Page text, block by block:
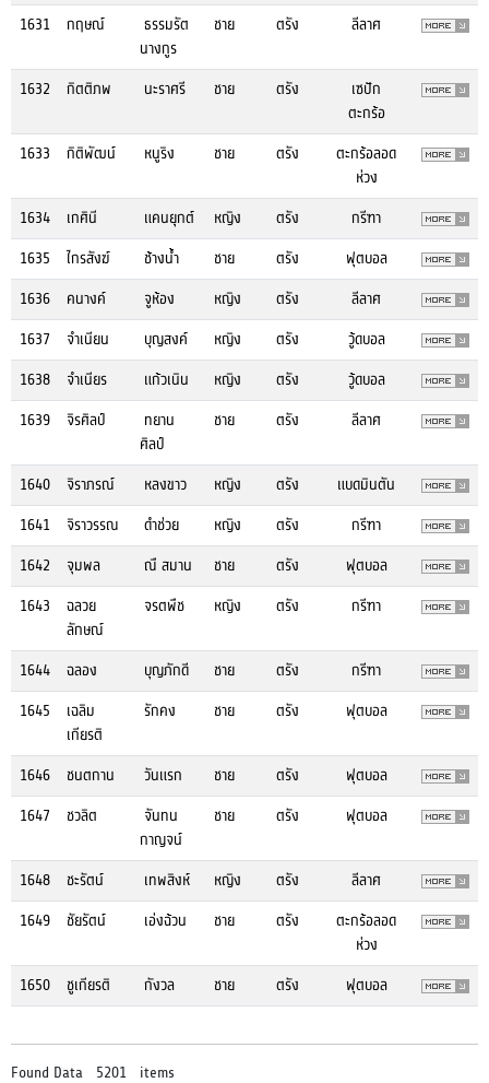
1631 กฤษณ์
ธรรมรัต
นางกูร
ชาย ตรัง ลีลาศ
1632 กิตติภพ นะราศรี ชาย ตรัง
เซปัก
ตะกร้อ
1633
กิติพัฒน์ หนูริง ชาย ตรัง
ตะกร้อลอด
ห่วง
1634
เกศินี แคนยุกต์ หญิง ตรัง
กรีฑา
1635
ไกรสังฆ์ ช้างน้ำ ชาย ตรัง
ฟุตบอล
1636
คนางค์ จูห้อง หญิง ตรัง
ลีลาศ
1637
จำเนียน บุญสงค์ หญิง ตรัง
วู้ดบอล
1638
จำเนียร แก้วเนิน หญิง ตรัง
วู้ดบอล
1639
จิรศิลป์
ทยาน
ศิลป์
ชาย ตรัง ลีลาศ
1640 จิราภรณ์ หลงขาว หญิง ตรัง
แบดมินตัน
1641
จิราวรรณ ดำช่วย หญิง ตรัง
กรีฑา
1642
จุมพล ณื สมาน ชาย ตรัง
ฟุตบอล
1643
ฉลวย
ลักษณ์
จรตพืช หญิง ตรัง กรีฑา
1644 ฉลอง บุญภักดี ชาย ตรัง
กรีฑา
1645
เฉลิม
เกียรติ
รักคง ชาย ตรัง ฟุตบอล
1646 ชนตกาน วันแรก ชาย ตรัง
ฟุตบอล
1647
ชวลิต
จันทน
กาญจน์
ชาย ตรัง ฟุตบอล
1648 ชะรัตน์ เทพสิงห์ หญิง ตรัง
ลีลาศ
1649
ชัยรัตน์ เอ่งฉ้วน ชาย ตรัง
ตะกร้อลอด
ห่วง
1650
ชูเกียรติ กังวล ชาย ตรัง ฟุตบอล
Found Data 5201 items